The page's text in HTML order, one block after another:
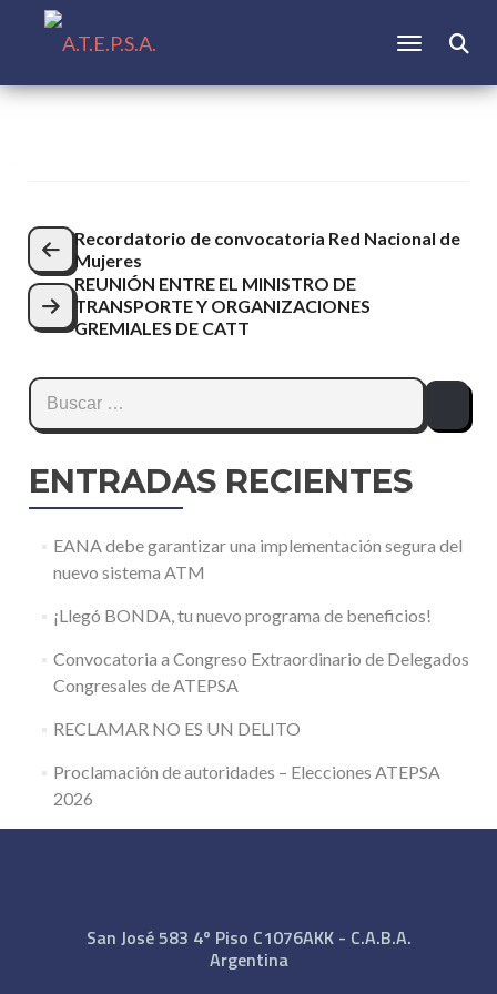
CAMBIAR
Navegación
de
entradas
Recordatorio de convocatoria Red Nacional de
Mujeres
REUNIÓN ENTRE EL MINISTRO DE
TRANSPORTE Y ORGANIZACIONES
GREMIALES DE CATT
Buscar:
ENTRADAS RECIENTES
EANA debe garantizar una implementación segura del
nuevo sistema ATM
¡Llegó BONDA, tu nuevo programa de beneficios!
Convocatoria a Congreso Extraordinario de Delegados
Congresales de ATEPSA
RECLAMAR NO ES UN DELITO
Proclamación de autoridades – Elecciones ATEPSA
2026
San José 583 4º Piso C1076AKK - C.A.B.A.
Argentina